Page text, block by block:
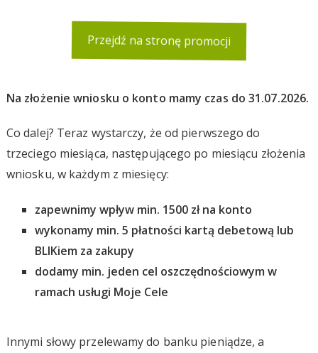
Przejdź na stronę promocji
Na złożenie wniosku o konto mamy czas do 31.07.2026.
Co dalej? Teraz wystarczy, że od pierwszego do
trzeciego miesiąca, następującego po miesiącu złożenia
wniosku, w każdym z miesięcy:
zapewnimy wpływ min. 1500 zł na konto
wykonamy min. 5 płatności kartą debetową lub
BLIKiem za zakupy
dodamy min. jeden cel oszczędnościowym w
ramach usługi Moje Cele
Innymi słowy przelewamy do banku pieniądze, a